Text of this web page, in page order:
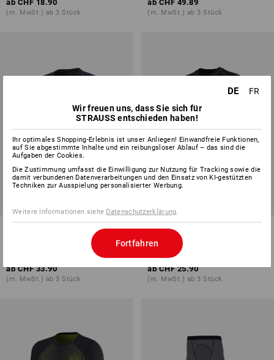
ab CHF 18.90
(m. MwSt.) ab 3 Stück
ab CHF 49.89
(m. MwSt.) ab 3 Stück
ab CHF 33.90
(m. MwSt.) ab 3 Stück
e.s. Funktions-T-Shirt basis-
1 Farbe
ab CHF 25.90
(m. MwSt.) ab 3 Stück
DE
FR
Wir freuen uns, dass Sie sich für
STRAUSS entschieden haben!
Ihr optimales Shopping-Erlebnis ist unser Anliegen! Einwandfreie Funktionen,
auf Sie abgestimmte Inhalte und ein reibungsloser Ablauf – das sind die
Aufgaben der Cookies.
Die Zustimmung umfasst die Einwilligung zur Nutzung für Tracking sowie die
damit verbundenen Datenverarbeitungen und den Einsatz von KI-gestützten
Techniken zur Ausspielung personalisierter Werbung.
Weitere Informationen siehe Datenschutzerklärung.
Fortfahren